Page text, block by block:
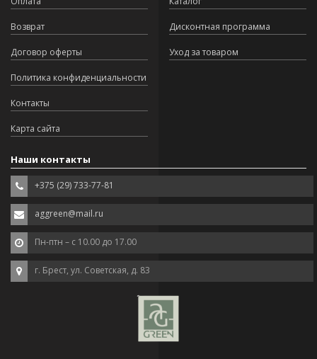
Возврат
Договор оферты
Политика конфиденциальности
Контакты
Карта сайта
Дисконтная программа
Уход за товаром
Наши контакты
+375 (29) 733-77-81
aggreen@mail.ru
Пн-птн – с 10.00 до 17.00
г. Брест, ул. Советская, д. 83